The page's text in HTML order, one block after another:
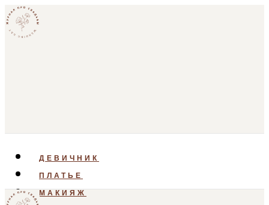
ДЕВИЧНИК
ПЛАТЬЕ
МАКИЯЖ